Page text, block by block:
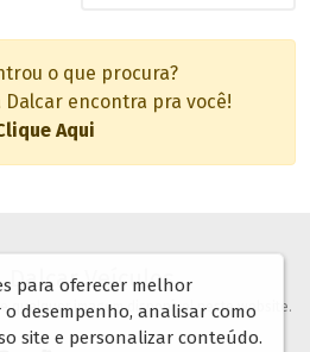
o que procura?
Dalcar encontra pra você!
Aqui
Veículos
qualquer imagem disponível neste website.
para oferecer melhor
desempenho, analisar como
site e personalizar conteúdo.